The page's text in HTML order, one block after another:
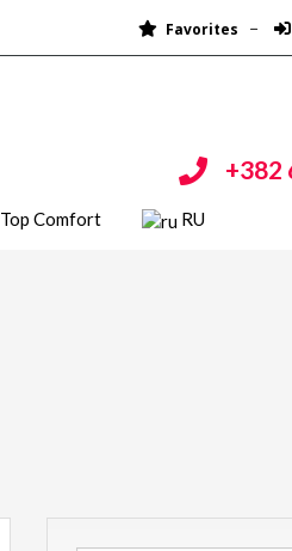
Favorites
+382
Top Comfort RU